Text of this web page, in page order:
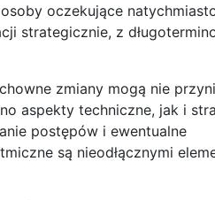
oczekujące
strategicznie, z
zmiany mogą nie
aspekty techniczne, jak i
postępów i ewentualne
są nieodłącznymi